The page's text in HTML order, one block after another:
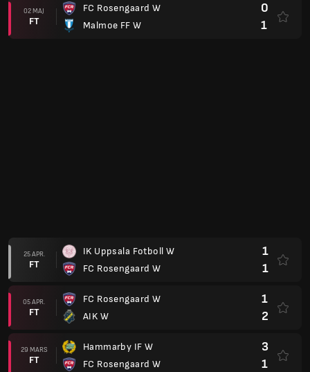
02 MAJ
FT
FC Rosengaard W
Malmoe FF W
0
1
25 APR.
FT
IK Uppsala Fotboll W
FC Rosengaard W
1
1
05 APR.
FT
FC Rosengaard W
AIK W
1
2
29 MARS
FT
Hammarby IF W
FC Rosengaard W
3
1